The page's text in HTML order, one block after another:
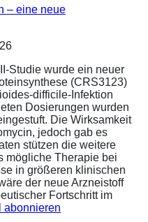
– eine neue
Studie wurde ein neuer
(CRS3123)
difficile-Infektion
Dosierungen wurden
Die Wirksamkeit
jedoch gab es
stützen die weitere
mögliche Therapie bei
in größeren klinischen
der neue Arzneistoff
Fortschritt im
abonnieren